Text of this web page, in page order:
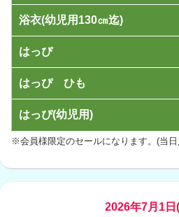
浴衣(幼児用130㎝迄)
はっぴ
はっぴ ひも
はっぴ(幼児用)
※会員様限定のセールになります。(当
2026年7月1日